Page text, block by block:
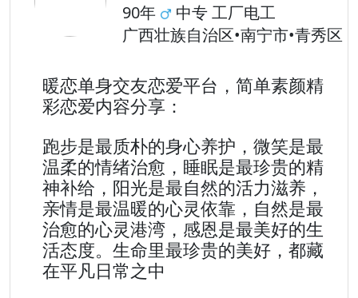
90年
中专 工厂电工
广西壮族自治区•南宁市•青秀区
暖恋单身交友恋爱平台，简单素颜精
彩恋爱内容分享：
跑步是最质朴的身心养护，微笑是最
温柔的情绪治愈，睡眠是最珍贵的精
神补给，阳光是最自然的活力滋养，
亲情是最温暖的心灵依靠，自然是最
治愈的心灵港湾，感恩是最美好的生
活态度。生命里最珍贵的美好，都藏
在平凡日常之中